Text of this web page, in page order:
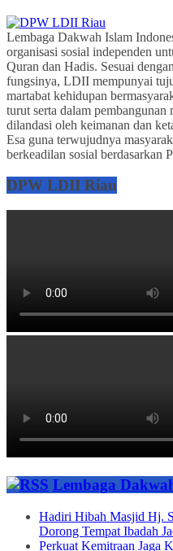
Lembaga Dakwah Islam
organisasi sosial independen
Quran dan Hadis. Sesuai
fungsinya, LDII mempunyai
martabat kehidupan
turut serta dalam
dilandasi oleh keimanan dan
Esa guna terwujudnya
berkeadilan sosial berdasarkan
DPW LDII Riau
Lembaga
Hadiri Hibah Masjid Hj.
Dorong Tempat Ibadah
Perkuat Kemitraan Jaga